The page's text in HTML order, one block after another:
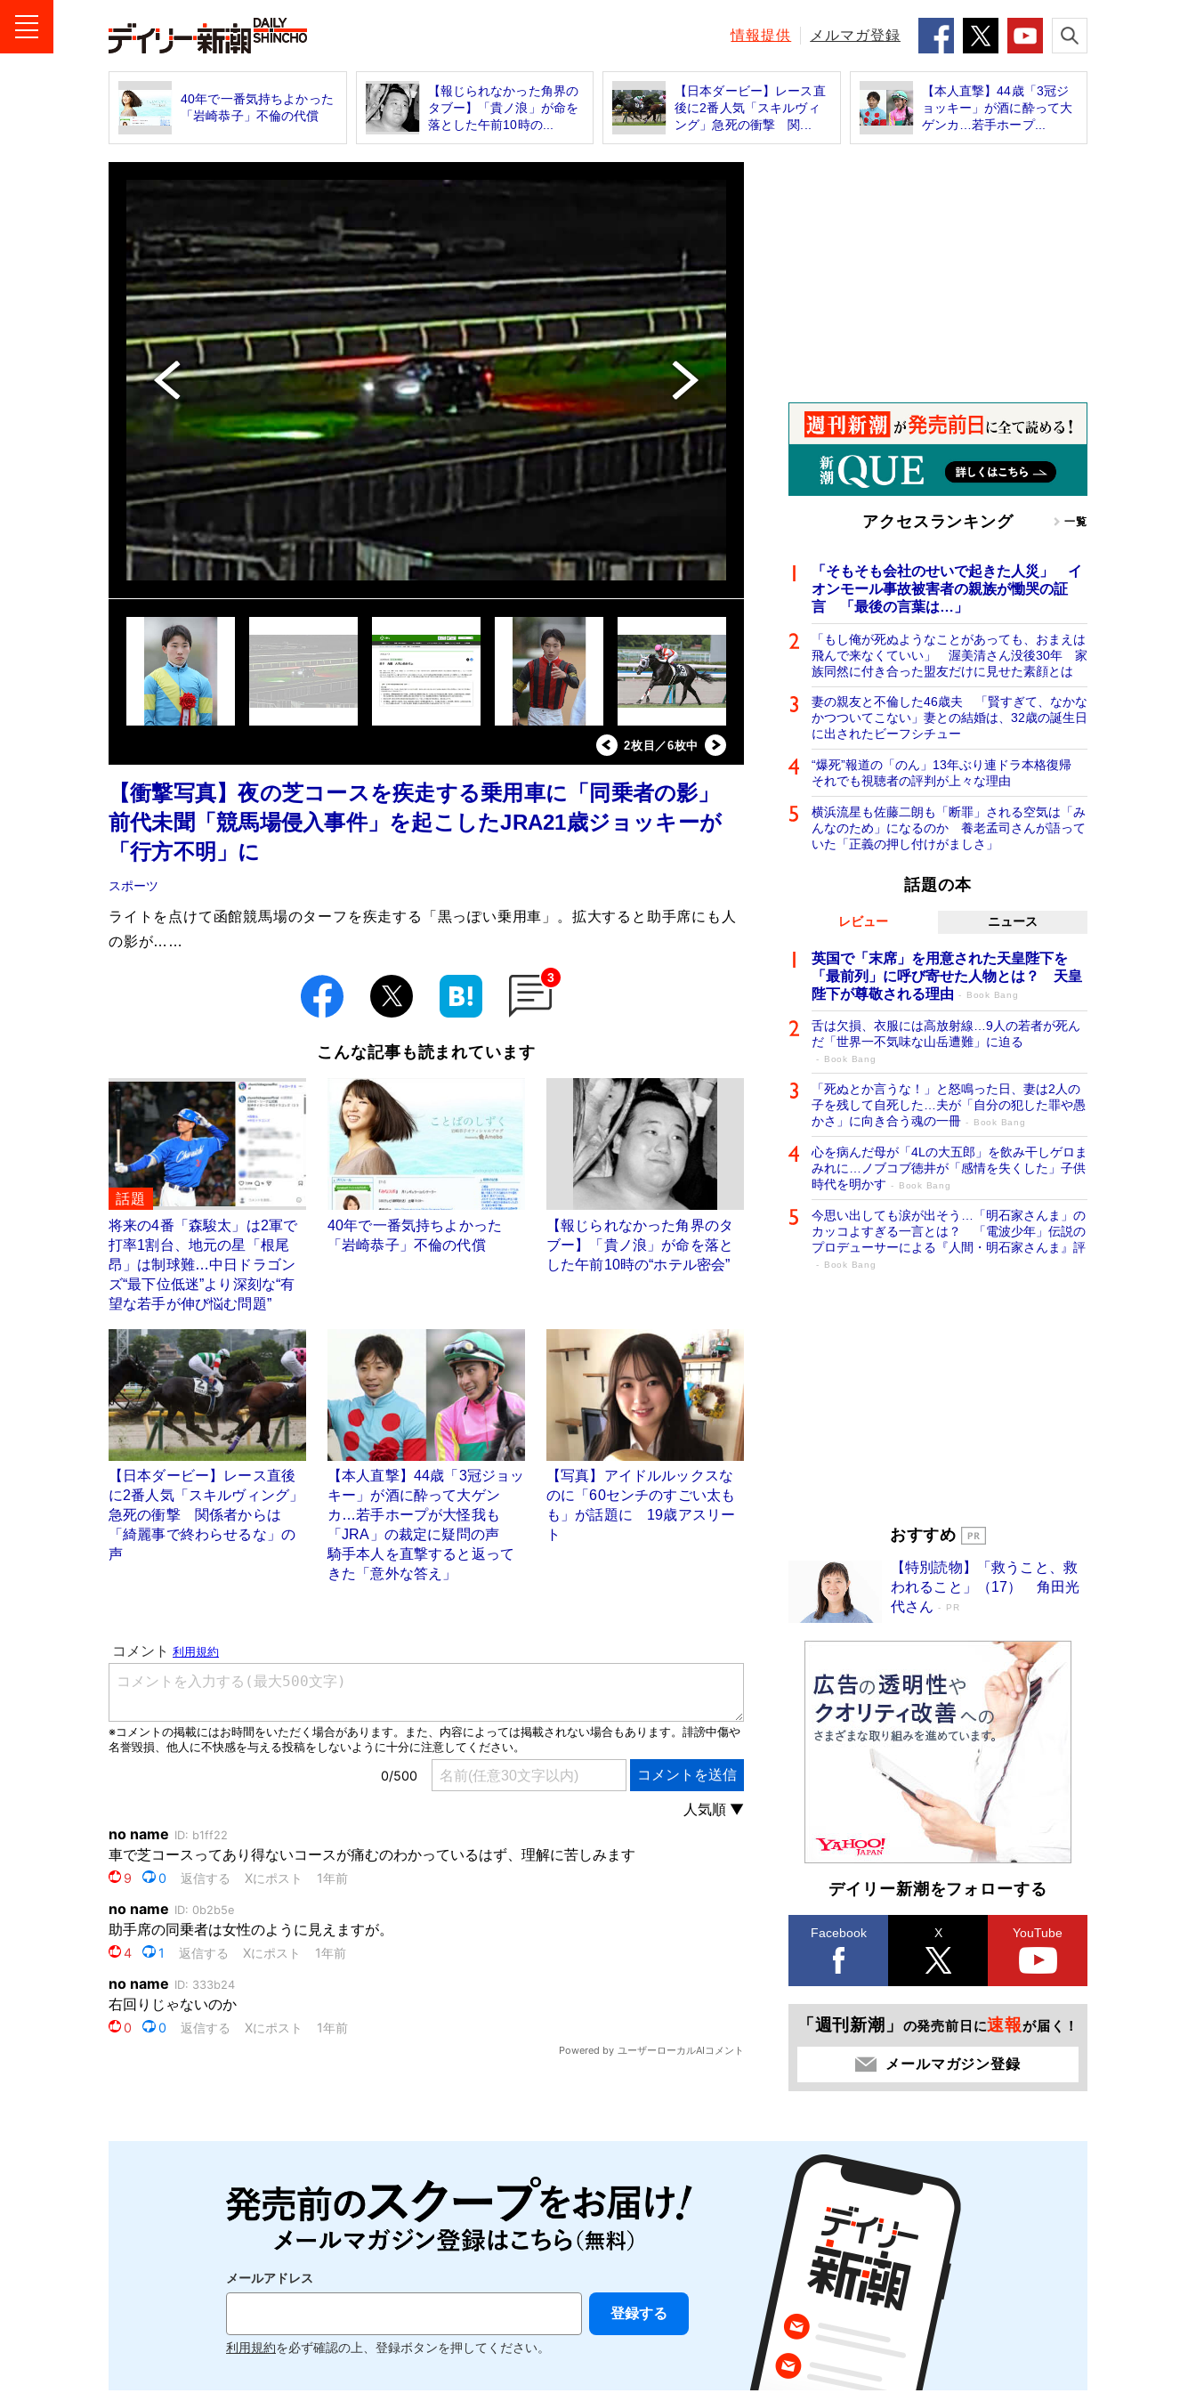
情報提供 メルマガ登録
40年で一番気持ちよかった
「岩崎恭子」不倫の代償
【報じられなかった角界の
タブー】「貴ノ浪」が命を
落とした午前10時の...
【日本ダービー】レース直
後に2番人気「スキルヴィ
ング」急死の衝撃 関...
【本人直撃】44歳「3冠ジ
ョッキー」が酒に酔って大
ゲンカ…若手ホープ...
2枚目／6枚中
【衝撃写真】夜の芝コースを疾走する乗用車に「同乗者の影」
前代未聞「競馬場侵入事件」を起こしたJRA21歳ジョッキーが
「行方不明」に
スポーツ
ライトを点けて函館競馬場のターフを疾走する「黒っぽい乗用車」。拡大すると助手席にも人
の影が……
3
こんな記事も読まれています
話題
将来の4番「森駿太」は2軍で
打率1割台、地元の星「根尾
昂」は制球難…中日ドラゴン
ズ“最下位低迷”より深刻な“有
望な若手が伸び悩む問題”
40年で一番気持ちよかった
「岩崎恭子」不倫の代償
【報じられなかった角界のタ
ブー】「貴ノ浪」が命を落と
した午前10時の“ホテル密会”
【日本ダービー】レース直後
に2番人気「スキルヴィング」
急死の衝撃 関係者からは
「綺麗事で終わらせるな」の
声
【本人直撃】44歳「3冠ジョッ
キー」が酒に酔って大ゲン
カ…若手ホープが大怪我も
「JRA」の裁定に疑問の声
騎手本人を直撃すると返って
きた「意外な答え」
【写真】アイドルルックスな
のに「60センチのすごい太も
も」が話題に 19歳アスリー
ト
アクセスランキング 一覧
「そもそも会社のせいで起きた人災」 イ
オンモール事故被害者の親族が慟哭の証
言 「最後の言葉は…」
「もし俺が死ぬようなことがあっても、おまえは
飛んで来なくていい」 渥美清さん没後30年 家
族同然に付き合った盟友だけに見せた素顔とは
妻の親友と不倫した46歳夫 「賢すぎて、なかな
かつついてこない」妻との結婚は、32歳の誕生日
に出されたビーフシチュー
“爆死”報道の「のん」13年ぶり連ドラ本格復帰
それでも視聴者の評判が上々な理由
横浜流星も佐藤二朗も「断罪」される空気は「み
んなのため」になるのか 養老孟司さんが語って
いた「正義の押し付けがましさ」
話題の本
レビュー ニュース
英国で「末席」を用意された天皇陛下を
「最前列」に呼び寄せた人物とは？ 天皇
陛下が尊敬される理由
Book Bang
舌は欠損、衣服には高放射線…9人の若者が死ん
だ「世界一不気味な山岳遭難」に迫る
Book Bang
「死ぬとか言うな！」と怒鳴った日、妻は2人の
子を残して自死した…夫が「自分の犯した罪や愚
かさ」に向き合う魂の一冊
Book Bang
心を病んだ母が「4Lの大五郎」を飲み干しゲロま
みれに…ノブコブ徳井が「感情を失くした」子供
時代を明かす
Book Bang
今思い出しても涙が出そう…「明石家さんま」の
カッコよすぎる一言とは？ 「電波少年」伝説の
プロデューサーによる『人間・明石家さんま』評
Book Bang
転 上司の“意外な一言”から生まれた「雑談のテ
皇室はなぜ世界から尊敬されているのか？ 「天
皇陛下はお元気でおられるか」がサウジ国王の第
一声になる理由
Book Bang
おすすめ
【特別読物】「救うこと、救
われること」（17） 角田光
代さん
PR
デイリー新潮をフォローする
Facebook X YouTube
「週刊新潮」 の発売前日に速報が届く！
メールマガジン登録
メールアドレス
利用規約を必ず確認の上、登録ボタンを押してください。